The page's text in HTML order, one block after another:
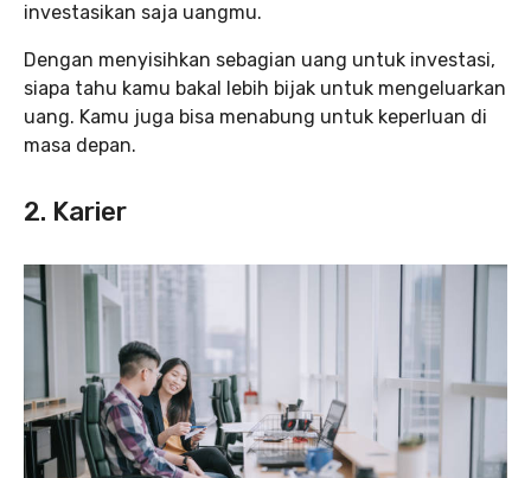
investasikan saja uangmu.
Dengan menyisihkan sebagian uang untuk investasi,
siapa tahu kamu bakal lebih bijak untuk mengeluarkan
uang. Kamu juga bisa menabung untuk keperluan di
masa depan.
2. Karier